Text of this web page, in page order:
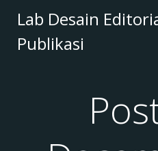
Lab Desain
Publikasi